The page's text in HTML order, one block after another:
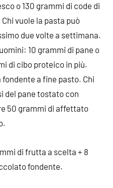
o 130 grammi di code di
vuole la pasta può
due volte a settimana.
10 grammi di pane o
di cibo proteico in più.
a fine pasto. Chi
del pane tostato con
50 grammi di affettato
di frutta a scelta + 8
fondente.